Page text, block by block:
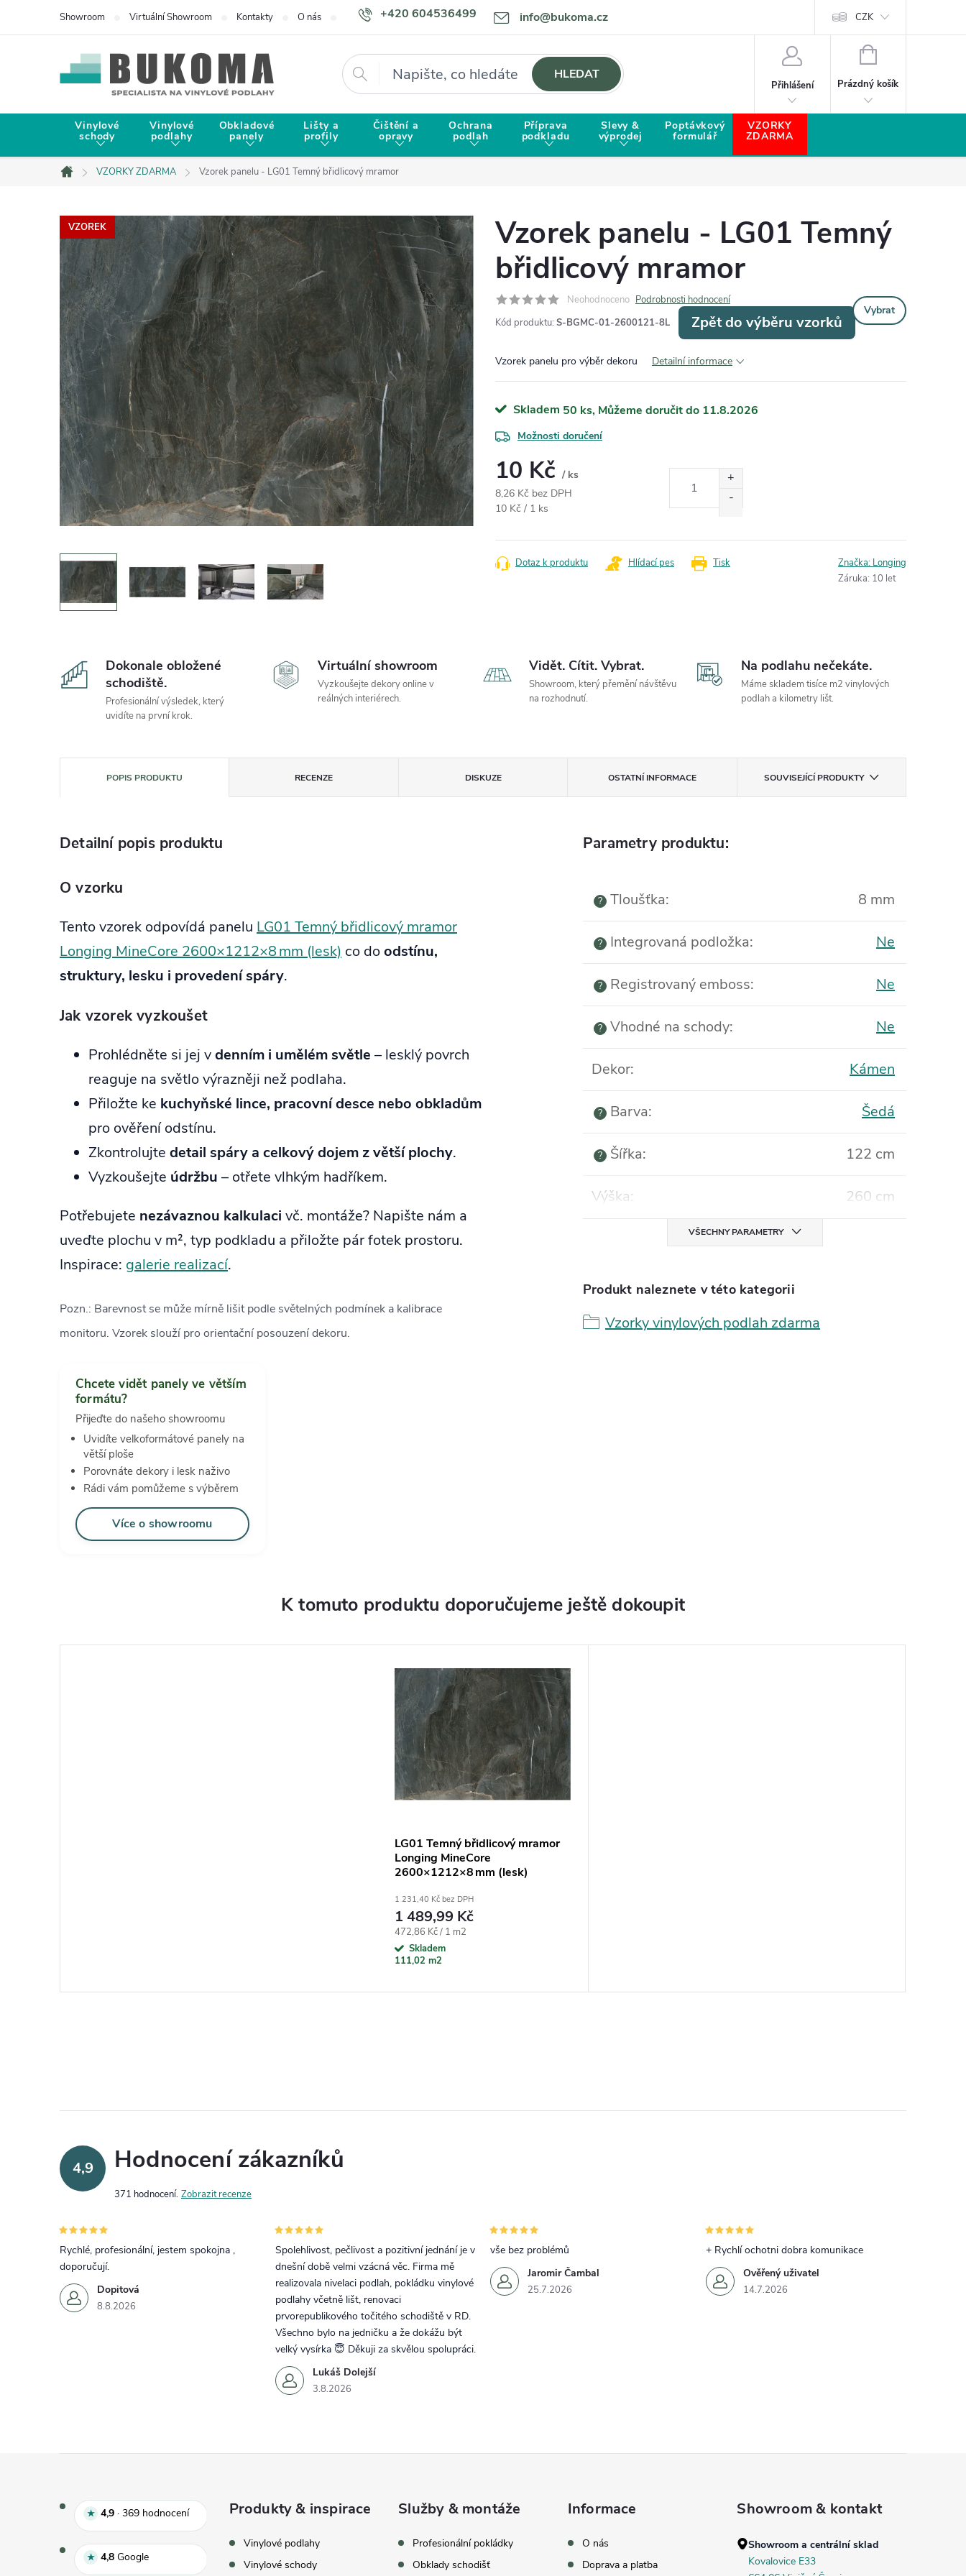
+420 604536499 info@bukoma.cz
Showroom Virtuální Showroom Kontakty O nás Doprava a platba Proč zvolit BUKOMU? CZK
Hledat HLEDAT
Přihlášení
NÁKUPNÍ KOŠÍK
Prázdný košík
Vinylové
schody
Vinylové
podlahy
Obkladové
panely
Lišty a
profily
Čištění a
opravy
Ochrana
podlah
Příprava
podkladu
Slevy &
výprodej
Poptávkový
formulář
VZORKY
ZDARMA
Domů
VZORKY ZDARMA Vzorek panelu - LG01 Temný břidlicový mramor
VZOREK
Vzorek panelu - LG01 Temný
břidlicový mramor
Neohodnoceno Podrobnosti hodnocení
Kód produktu: S-BGMC-01-2600121-8L
Vybrat
Zpět do výběru vzorků
Vzorek panelu pro výběr dekoru Detailní informace
Skladem 50 ks 11.8.2026
Možnosti doručení
10 Kč / ks
8,26 Kč bez DPH
Měrná cena:
10 Kč / 1 ks
Tisk
Dotaz k produktu Hlídací pes Značka: Longing
Záruka: 10 let
Dokonale obložené
schodiště.
Profesionální výsledek, který
uvidíte na první krok.
Virtuální showroom
Vyzkoušejte dekory online v
reálných interiérech.
Vidět. Cítit. Vybrat.
Showroom, který přemění návštěvu
na rozhodnutí.
Na podlahu nečekáte.
Máme skladem tisíce m2 vinylových
podlah a kilometry lišt.
POPIS PRODUKTU RECENZE DISKUZE OSTATNÍ INFORMACE SOUVISEJÍCÍ PRODUKTY
Detailní popis produktu
O vzorku
Tento vzorek odpovídá panelu LG01 Temný břidlicový mramor
Longing MineCore 2600×1212×8 mm (lesk) co doodstínu,
struktury, lesku i provedení spáry.
Jak vzorek vyzkoušet
Prohlédněte si jej vdenním i umělém světle – lesklý povrch
reaguje na světlo výrazněji než podlaha.
Přiložte ke kuchyňské lince, pracovní desce nebo obkladům
pro ověření odstínu.
Zkontrolujte detail spáry a celkový dojem z větší plochy.
Vyzkoušejte údržbu – otřete vlhkým hadříkem.
Potřebujete nezávaznou kalkulaci vč. montáže? Napište nám a
uveďte plochu v m², typ podkladu a přiložte pár fotek prostoru.
Inspirace: galerie realizací.
Pozn.: Barevnost se může mírně lišit podle světelných podmínek a kalibrace
monitoru. Vzorek slouží pro orientační posouzení dekoru.
Chcete vidět panely ve větším
formátu?
Přijeďte do našeho showroomu
Uvidíte velkoformátové panely na
větší ploše
Porovnáte dekory i lesk naživo
Rádi vám pomůžeme s výběrem
Více o showroomu
Parametry produktu:
? Tloušťka: 8 mm
? Integrovaná podložka: Ne
? Registrovaný emboss: Ne
? Vhodné na schody: Ne
Dekor: Kámen
? Barva: Šedá
? Šířka: 122 cm
Výška: 260 cm
VŠECHNY PARAMETRY
Produkt naleznete v této kategorii
Vzorky vinylových podlah zdarma
K tomuto produktu doporučujeme ještě dokoupit
LG01 Temný břidlicový mramor
Longing MineCore
2600×1212×8 mm (lesk)
1 231,40 Kč bez DPH
1 489,99 Kč
Měrná cena:
472,86 Kč / 1 m2
Skladem
111,02 m2
4,9 Hodnocení zákazníků
371 hodnocení Zobrazit recenze
Dopitová
8.8.2026
Rychlé, profesionální, jestem spokojna ,
doporučují.
Lukáš Dolejší
3.8.2026
Spolehlivost, pečlivost a pozitivní jednání je v
dnešní době velmi vzácná věc. Firma mě
realizovala nivelaci podlah, pokládku vinylové
podlahy včetně lišt, renovaci
prvorepublikového točitého schodiště v RD.
Všechno bylo na jedničku a že dokážu být
velký vysírka 😇 Děkuji za skvělou spolupráci.
Jaromir Čambal
25.7.2026
vše bez problémů
Ověřený uživatel
14.7.2026
+ Rychlí ochotni dobra komunikace
★ 4,9 · 369 hodnoceníHodnocení e‑shopu 4,9 z 5, celkem369hodnocení
★ 4,8 GoogleHodnocení Google 4,8 z 5
Produkty & inspirace
Vinylové podlahy
Vinylové schody
Služby & montáže
Profesionální pokládky
Obklady schodišť
Informace
O nás
Doprava a platba
Showroom & kontakt
Showroom a centrální sklad
Kovalovice E33